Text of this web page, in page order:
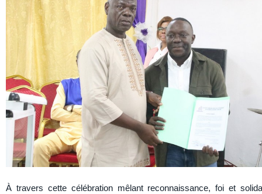
À travers cette célébration mêlant reconnaissance, foi et